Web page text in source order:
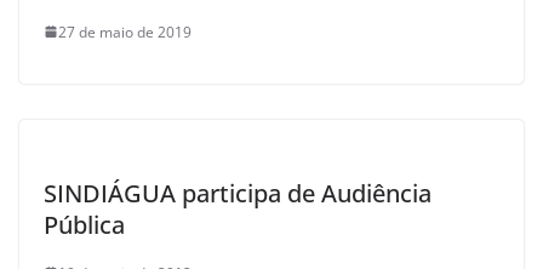
27 de maio de 2019
SINDIÁGUA participa de Audiência
Pública